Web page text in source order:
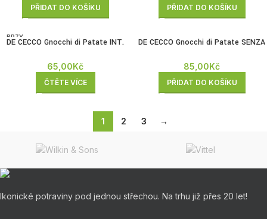
PŘIDAT DO KOŠÍKU PŘIDAT DO KOŠÍKU
BRZY
ZPĚT
DE CECCO Gnocchi di Patate INT.
65,00Kč
ČTĚTE VÍCE
DE CECCO Gnocchi di Patate SENZA
85,00Kč
PŘIDAT DO KOŠÍKU
1 2 3 →
Ikonické potraviny pod jednou střechou. Na trhu již přes 20 let!